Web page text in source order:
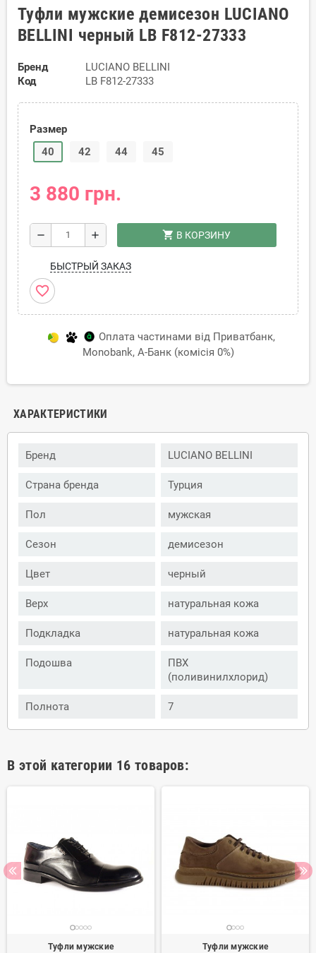
Туфли мужские демисезон LUCIANO
BELLINI черный LB F812-27333
Бренд
LUCIANO BELLINI
Код
LB F812-27333
Размер
40
42 44 45
3 880 грн.
remove add shopping_cart В КОРЗИНУ
БЫСТРЫЙ ЗАКАЗ
favorite_border
Оплата частинами від Приватбанк,
Monobank, А-Банк (комісія 0%)
ХАРАКТЕРИСТИКИ
Бренд LUCIANO BELLINI
Страна бренда Турция
Пол мужская
Сезон демисезон
Цвет черный
Верх натуральная кожа
Подкладка натуральная кожа
Подошва
ПВХ
(поливинилхлорид)
Полнота 7
В этой категории 16 товаров:
Туфли мужские Туфли мужские